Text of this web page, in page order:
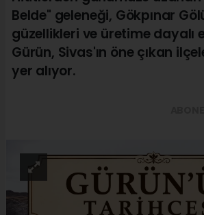
Belde" geleneği, Gökpınar
güzellikleri ve üretime dayalı
Gürün, Sivas'ın öne çıkan
yer alıyor.